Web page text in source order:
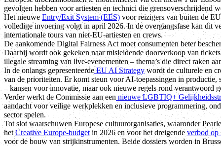
gevolgen hebben voor artiesten en technici die grensoverschrijdend
Het nieuwe Entry/Exit System (EES)voor reizigers van buiten de
volledige invoering volgt in april 2026. In de overgangsfase kan dit
internationale tours van niet-EU-artiesten en crews.
De aankomende Digital Fairness Act moet consumenten beter
Daarbij wordt ook gekeken naar misleidende doorverkoop van
illegale streaming van live-evenementen – thema’s die direct raken
In de onlangs gepresenteerdeEU AI Strategywordt de culturele en
van de prioriteiten. Er komt steun voor AI-toepassingen in productie,
– kansen voor innovatie, maar ook nieuwe regels rond verantwoord
Verder werkt de Commissie aan een nieuwe LGBTIQ+
aandacht voor veilige werkplekken en inclusieve programmering,
sector spelen.
Tot slot waarschuwen Europese cultuurorganisaties, waaronder
hetCreative Europe-budget in 2026 en voor het dreigende verbod op
voor de bouw van strijkinstrumenten. Beide dossiers worden in